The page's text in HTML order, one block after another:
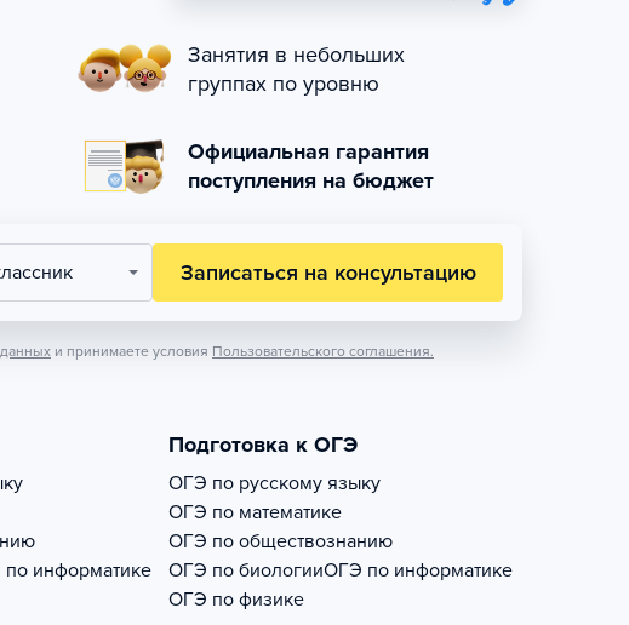
Занятия в небольших
группах по уровню
Официальная гарантия
поступления на бюджет
Записаться на консультацию
и принимаете условия Пользовательского соглашения.
по информатике
Подготовка к ОГЭ
ОГЭ по русскому языку
ОГЭ по математике
ОГЭ по обществознанию
ОГЭ по биологииОГЭ по информатике
ОГЭ по физике